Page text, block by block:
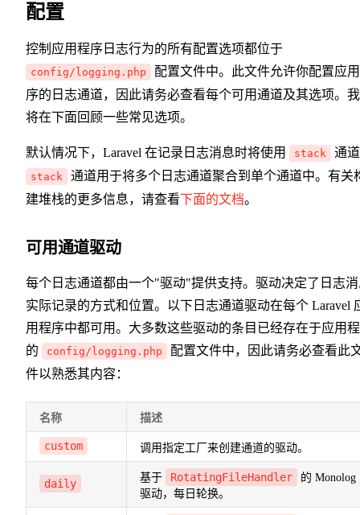
配置
控制应用程序日志行为的所有配置选项都位于
config/logging.php
配置文件中。此文件允许你配置应
序的日志通道，因此请务必查看每个可用通道及其选项。
将在下面回顾一些常见选项。
默认情况下，Laravel 在记录日志消息时将使用 stack 通
stack
通道用于将多个日志通道聚合到单个通道中。有关
建堆栈的更多信息，请查看下面的文档。
可用通道驱动
每个日志通道都由一个"驱动"提供支持。驱动决定了日志
实际记录的方式和位置。以下日志通道驱动在每个 Laravel
用程序中都可用。大多数这些驱动的条目已经存在于应用
的
config/logging.php
配置文件中，因此请务必查看此
件以熟悉其内容：
名称 描述
custom 调用指定工厂来创建通道的驱动。
daily 基于 RotatingFileHandler
的 Monolog
驱动，每日轮换。